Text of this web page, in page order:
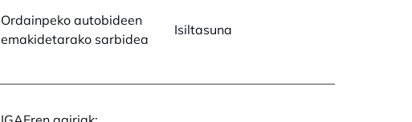
Ordainpeko autobideen
emakidetarako sarbidea
Isiltasuna